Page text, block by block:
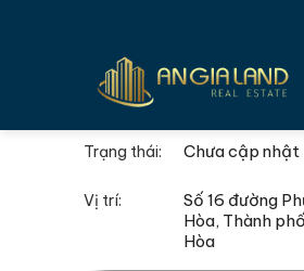
Trạng thái: Chưa cập nhật
Vị trí:
Số 16 đường
Hòa, Thành
Hòa